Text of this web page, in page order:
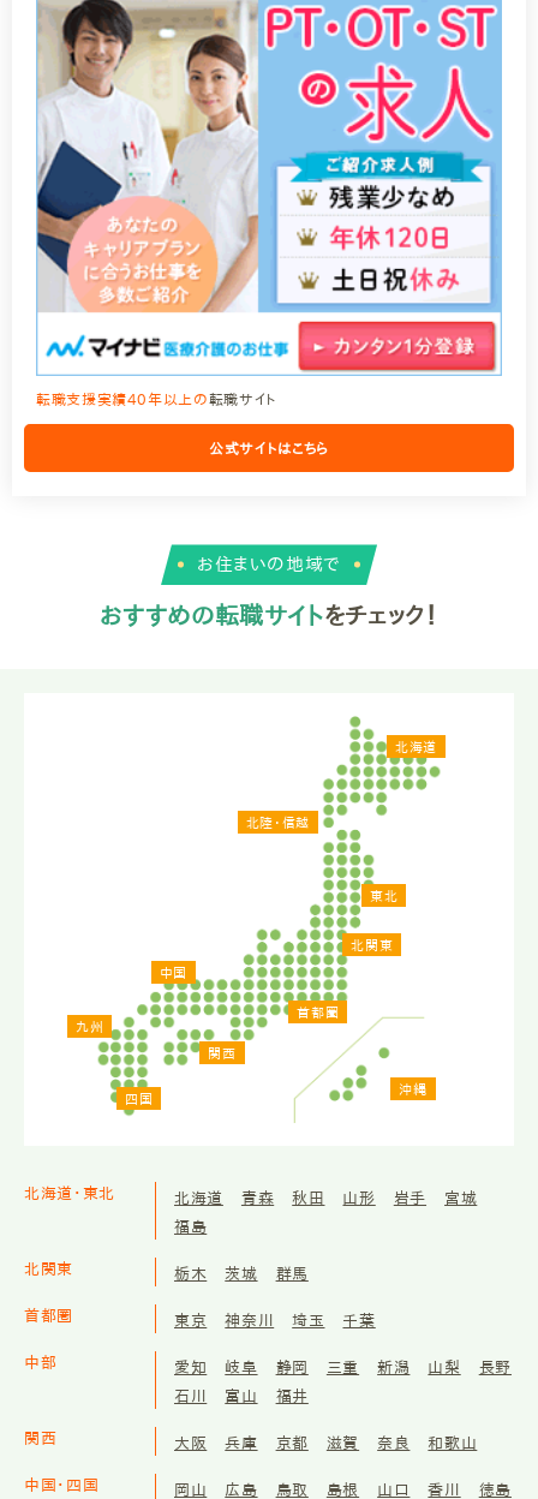
転職支援実績40年以上の転職サイト
公式サイトはこちら
お住まいの地域で
おすすめの転職サイトをチェック！
北海道
東北
北関東
北陸・信越
首都圏
関西
中国
九州
四国
沖縄
北海道・東北 北海道 青森 秋田 山形 岩手
宮城
福島
北関東 栃木 茨城 群馬
首都圏 東京 神奈川 埼玉 千葉
中部 愛知 岐阜 静岡 三重 新潟 山梨
長野
石川
富山 福井
関西 大阪 兵庫 京都 滋賀 奈良 和歌山
中国・四国 岡山 広島 鳥取 島根 山口 香川
徳島